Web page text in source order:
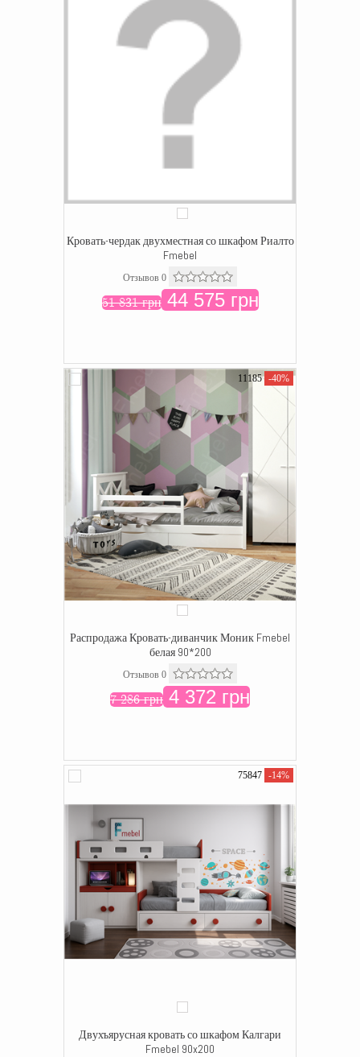
Кровать-чердак двухместная со шкафом Риалто
Fmebel
Отзывов 0
51 831 грн44 575 грн
11185 -40%
Распродажа Кровать-диванчик Моник Fmebel
белая 90*200
Отзывов 0
7 286 грн 4 372 грн
75847 -14%
Двухъярусная кровать со шкафом Калгари
Fmebel 90x200